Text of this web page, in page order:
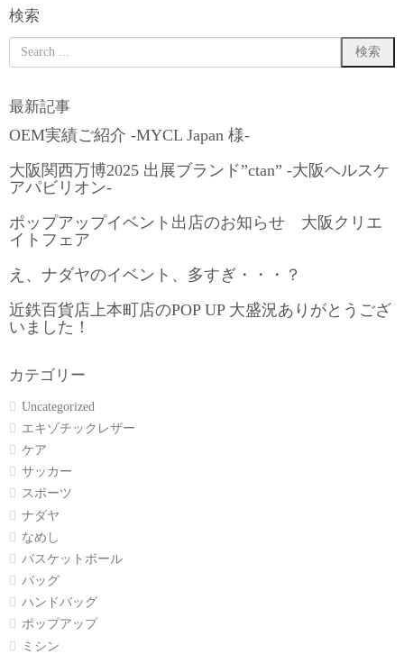
検索
最新記事
OEM実績ご紹介 -MYCL Japan 様-
大阪関西万博2025 出展ブランド”ctan” -大阪ヘルスケ
アパビリオン-
ポップアップイベント出店のお知らせ 大阪クリエ
イトフェア
え、ナダヤのイベント、多すぎ・・・？
近鉄百貨店上本町店のPOP UP 大盛況ありがとうござ
いました！
カテゴリー
Uncategorized
エキゾチックレザー
ケア
サッカー
スポーツ
ナダヤ
なめし
バスケットボール
バッグ
ハンドバッグ
ポップアップ
ミシン